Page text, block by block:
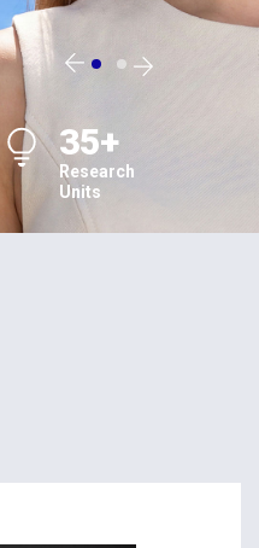
35+
Research
Units